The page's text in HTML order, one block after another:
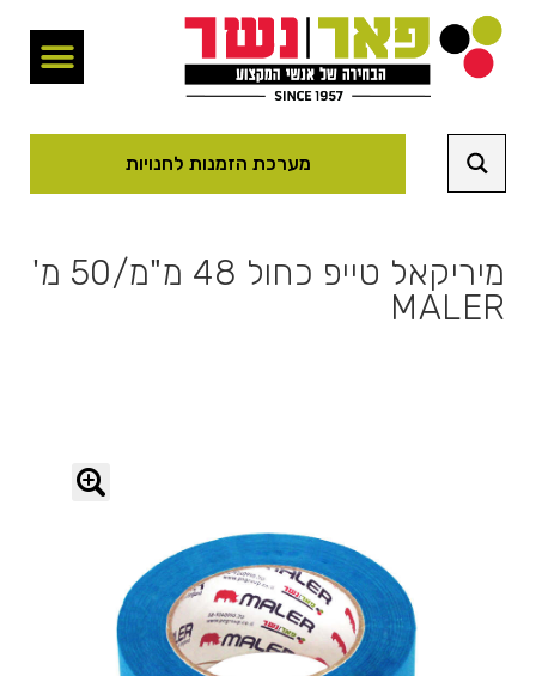
מערכת הזמנות לחנויות
מיריקאל טייפ כחול 48 מ"מ/50 מ'
MALER